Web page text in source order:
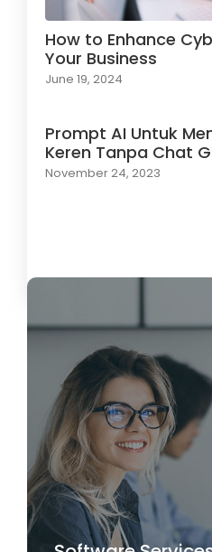
How to Enhance
Your Business
June 19, 2024
Prompt AI Untuk
Keren Tanpa Chat
November 24, 2023